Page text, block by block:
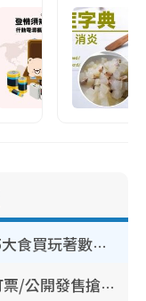
【8月生日優惠2026】全港85大食買玩著數攻略 自助餐/火鍋放題同行免費＋誠品/DONKI送現金券
人夫集團｜Klook套票/優先訂票/公開發售搶飛攻略！附票價.購票連結.場地座位表